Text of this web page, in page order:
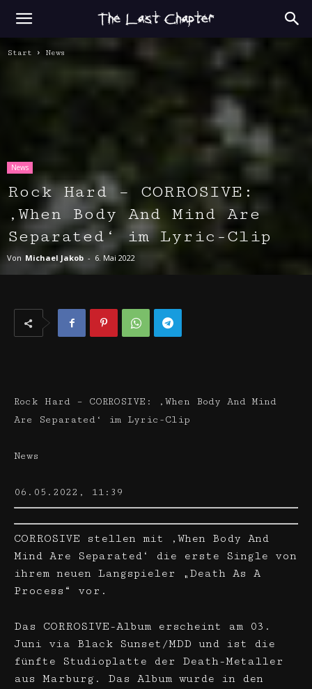
Start News
News
Rock Hard – CORROSIVE:
‚When Body And Mind Are
Separated‘ im Lyric-Clip
Von Michael Jakob - 6. Mai 2022
Rock Hard – CORROSIVE: ‚When Body And Mind
Are Separated‘ im Lyric-Clip
News
06.05.2022, 11:39
CORROSIVE stellen mit ‚When Body And
Mind Are Separated‘ die erste Single von
ihrem neuen Langspieler „Death As A
Process“ vor.
Das CORROSIVE-Album erscheint am 03.
Juni via Black Sunset/MDD und ist die
fünfte Studioplatte der Death-Metaller
aus Marburg. Das Album wurde in den